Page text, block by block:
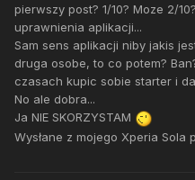
pierwszy post? 1/10? Moze 2/
uprawnienia aplikacji...
Sam sens aplikacji niby jakis
druga osobe, to co potem?
czasach kupic sobie starter i
No ale dobra...
Ja NIE SKORZYSTAM
Wysłane z mojego Xperia Sola